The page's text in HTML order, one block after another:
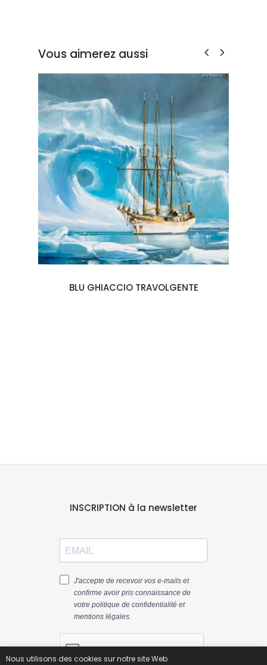
Vous aimerez aussi
BLU GHIACCIO TRAVOLGENTE
INSCRIPTION à la newsletter
Nous utilisons des cookies sur notre site Web